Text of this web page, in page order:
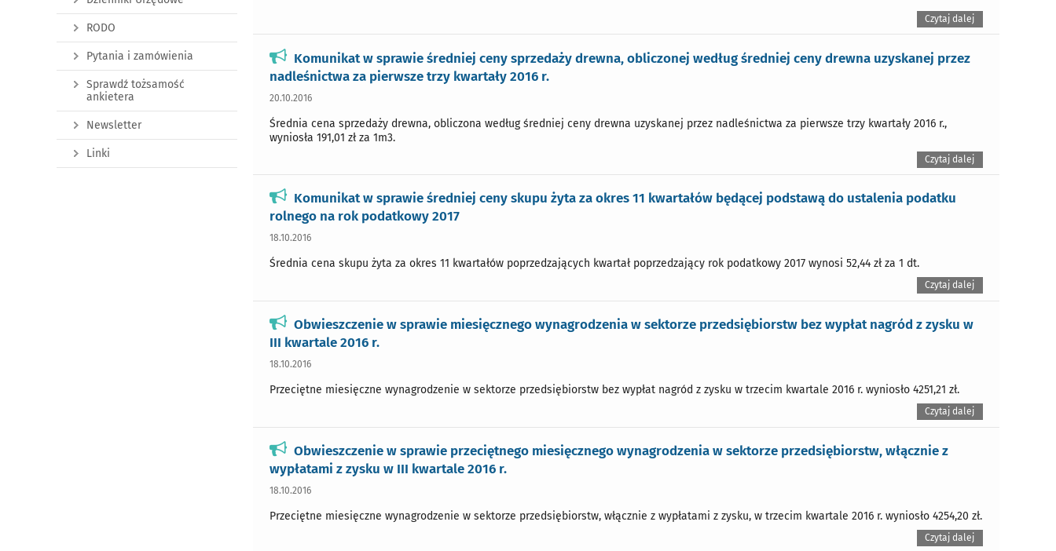
Czytaj dalej
Komunikat w sprawie średniej ceny sprzedaży drewna, obliczonej według średniej ceny drewna uzyskanej przez
nadleśnictwa za pierwsze trzy kwartały 2016 r.
20.10.2016
Średnia cena sprzedaży drewna, obliczona według średniej ceny drewna uzyskanej przez nadleśnictwa za pierwsze trzy kwartały 2016 r.,
wyniosła 191,01 zł za 1m3.
Czytaj dalej
Komunikat w sprawie średniej ceny skupu żyta za okres 11 kwartałów będącej podstawą do ustalenia podatku
rolnego na rok podatkowy 2017
18.10.2016
Średnia cena skupu żyta za okres 11 kwartałów poprzedzających kwartał poprzedzający rok podatkowy 2017 wynosi 52,44 zł za 1 dt.
Czytaj dalej
Obwieszczenie w sprawie miesięcznego wynagrodzenia w sektorze przedsiębiorstw bez wypłat nagród z zysku w
III kwartale 2016 r.
18.10.2016
Przeciętne miesięczne wynagrodzenie w sektorze przedsiębiorstw bez wypłat nagród z zysku w trzecim kwartale 2016 r. wyniosło 4251,21 zł.
Czytaj dalej
Obwieszczenie w sprawie przeciętnego miesięcznego wynagrodzenia w sektorze przedsiębiorstw, włącznie z
wypłatami z zysku w III kwartale 2016 r.
18.10.2016
Przeciętne miesięczne wynagrodzenie w sektorze przedsiębiorstw, włącznie z wypłatami z zysku, w trzecim kwartale 2016 r. wyniosło 4254,20 zł.
Czytaj dalej
RODO
Pytania i zamówienia
Sprawdź tożsamość
ankietera
Newsletter
Linki